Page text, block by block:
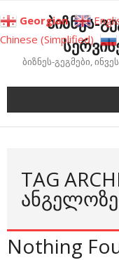
to
content
ბიზნეს-
ბიზნეს-გეგმები,
TAG
Nothing
Georgian
Chinese (Simplified)